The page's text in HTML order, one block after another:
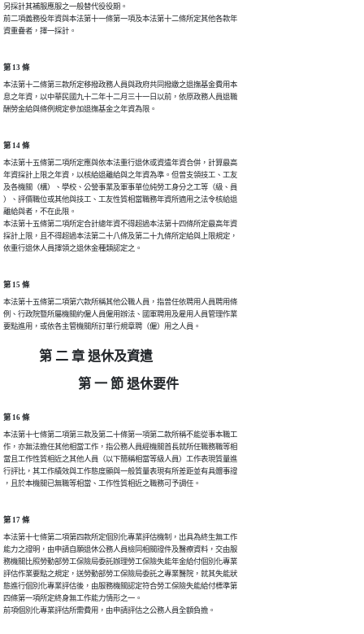
另採計其補服應服之一般替代役役期。
前二項義務役年資與本法第十一條第一項及本法第十二條所定其他各款年
資重疊者，擇一採計。
第 13 條
本法第十二條第三款所定移撥政務人員與政府共同撥繳之退撫基金費用本
息之年資，以中華民國九十二年十二月三十一日以前，依原政務人員退職
酬勞金給與條例規定參加退撫基金之年資為限。
第 14 條
本法第十五條第二項所定應與依本法重行退休或資遣年資合併，計算最高
年資採計上限之年資，以核給退離給與之年資為準。但曾支領技工、工友
及各機關（構）、學校、公營事業及軍事單位純勞工身分之工等（級、員
）、評價職位或其他與技工、工友性質相當職務年資所適用之法令核給退
離給與者，不在此限。
本法第十五條第二項所定合計總年資不得超過本法第十四條所定最高年資
採計上限，且不得超過本法第二十八條及第二十九條所定給與上限規定，
依重行退休人員擇領之退休金種類認定之。
第 15 條
本法第十五條第二項第六款所稱其他公職人員，指曾任依聘用人員聘用條
例、行政院暨所屬機關約僱人員僱用辦法、國軍聘用及雇用人員管理作業
要點進用，或依各主管機關所訂單行規章聘（僱）用之人員。
第 二 章 退休及資遣
第 一 節 退休要件
第 16 條
本法第十七條第二項第三款及第二十條第一項第二款所稱不能從事本職工
作，亦無法擔任其他相當工作，指公務人員經機關首長就所任職務職等相
當且工作性質相近之其他人員（以下簡稱相當等級人員）工作表現質量進
行評比，其工作績效與工作態度顯與一般質量表現有所差距並有具體事證
，且於本機關已無職等相當、工作性質相近之職務可予調任。
第 17 條
本法第十七條第二項第四款所定個別化專業評估機制，出具為終生無工作
能力之證明，由申請自願退休公務人員檢同相關證件及醫療資料，交由服
務機關比照勞動部勞工保險局委託辦理勞工保險失能年金給付個別化專業
評估作業要點之規定，送勞動部勞工保險局委託之專業醫院，就其失能狀
態進行個別化專業評估後，由服務機關認定符合勞工保險失能給付標準第
四條第一項所定終身無工作能力情形之一。
前項個別化專業評估所需費用，由申請評估之公務人員全額負擔。